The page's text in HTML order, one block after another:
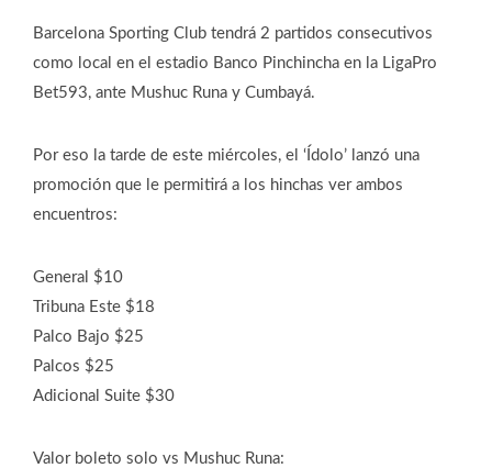
Barcelona Sporting Club tendrá 2 partidos consecutivos
como local en el estadio Banco Pinchincha en la LigaPro
Bet593, ante Mushuc Runa y Cumbayá.
Por eso la tarde de este miércoles, el ‘Ídolo’ lanzó una
promoción que le permitirá a los hinchas ver ambos
encuentros:
General $10
Tribuna Este $18
Palco Bajo $25
Palcos $25
Adicional Suite $30
Valor boleto solo vs Mushuc Runa: